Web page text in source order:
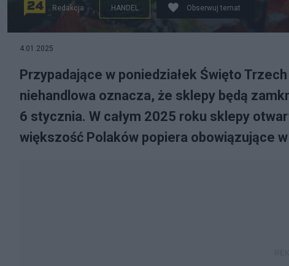
Redakcja HANDEL Obserwuj temat
4.01.2025
Przypadające w poniedziałek Święto
niehandlowa oznacza, że sklepy będą
6 stycznia. W całym 2025 roku sklepy
większość Polaków popiera obowiązujące